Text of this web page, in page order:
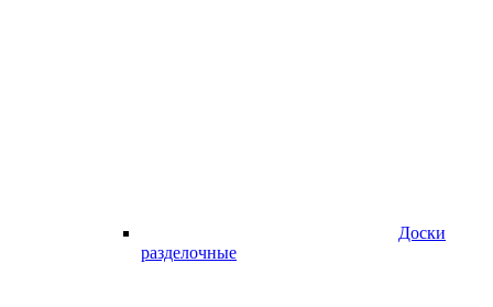
Доски
разделочные